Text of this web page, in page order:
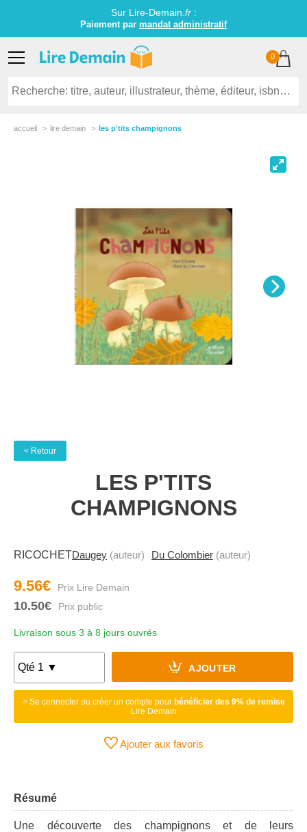
Sur Lire-Demain. fr:
Paiement par mandat administratif
0
accueil lire demain les p'tits champignons
< Retour
LES P'TITS
CHAMPIGNONS
RICOCHETDaugey (auteur) Du Colombier (auteur)
9.56€
10.50€
Livraison sous 3 à 8 jours ouvrés
AJOUTER
> Se connecter ou créer un compte pour bénéficier des 9% de remise
Lire Demain
Ajouter aux favoris
Résumé
Une découverte des champignons et de leurs